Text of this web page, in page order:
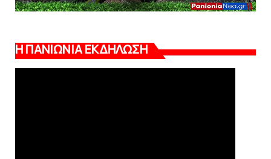
Η ΠΑΝΙΩΝΙΑ ΕΚΔΗΛΩΣΗ